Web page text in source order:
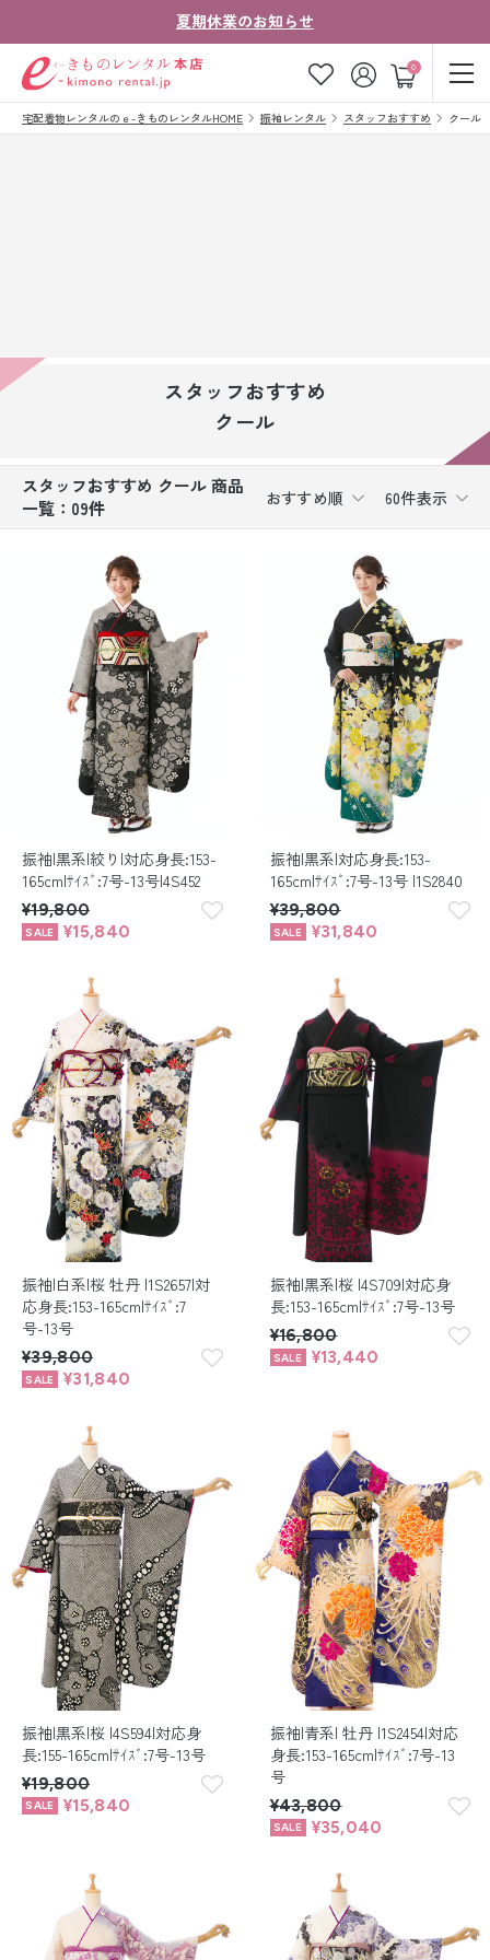
夏期休業のお知らせ
0
ゲスト
お気に入り ログイン カート
振袖レンタル
卒業式袴レンタル
産着レンタル
訪問着・付下げレンタル
ベビー着物レンタル
ジュニア着物レンタル
ジュニア洋装レンタル
ベビー洋装レンタル
紋付袴レンタル
留袖レンタル
男性礼装レンタル
スーツレンタル
色打掛&紋付袴レンタル
白無垢&紋付袴レンタル
引き振袖レンタル
小物販売品
宅配着物レンタルのｅ-きものレンタルHOME 振袖レンタル スタッフおすすめ クール
スタッフおすすめ
クール
スタッフおすすめ クール 商品
一覧：09件
おすすめ順 60件表示
振袖|黒系|絞り|対応身長:153-
165cm|ｻｲｽﾞ:7号-13号|4S452
¥19,800
¥15,840
振袖|黒系|対応身長:153-
165cm|ｻｲｽﾞ:7号-13号 |1S2840
¥39,800
¥31,840
振袖|白系|桜 牡丹 |1S2657|対
応身長:153-165cm|ｻｲｽﾞ:7
号-13号
¥39,800
¥31,840
振袖|黒系|桜 |4S709|対応身
長:153-165cm|ｻｲｽﾞ:7号-13号
¥16,800
¥13,440
振袖|黒系|桜 |4S594|対応身
長:155-165cm|ｻｲｽﾞ:7号-13号
¥19,800
¥15,840
振袖|青系| 牡丹 |1S2454|対応
身長:153-165cm|ｻｲｽﾞ:7号-13
号
¥43,800
¥35,040